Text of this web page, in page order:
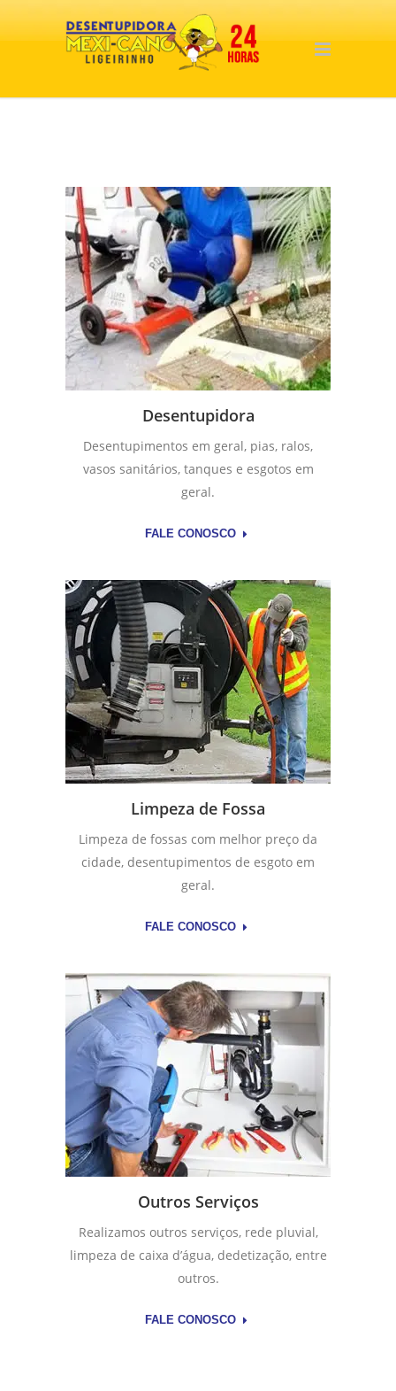
Desentupidora
Desentupimentos em geral, pias, ralos,
vasos sanitários, tanques e esgotos em
geral.
FALE CONOSCO
Limpeza de Fossa
Limpeza de fossas com melhor preço da
cidade, desentupimentos de esgoto em
geral.
FALE CONOSCO
Outros Serviços
Realizamos outros serviços, rede pluvial,
limpeza de caixa d’água, dedetização, entre
outros.
FALE CONOSCO